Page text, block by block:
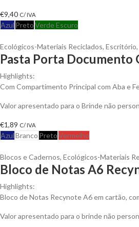
€9,40 C/ IVA
Azul PretoVerde Escuro
Ecológicos-Materiais Reciclados, Escritório,
Pasta Porta Documento
Highlights:
Com Compartimento Principal com Aba e
Valor apresentado para o Brinde não
€1,89 C/ IVA
AzulBranco PretoVermelho
Blocos e Cadernos, Ecológicos-Materiais
Bloco de Notas A6
Highlights:
Bloco de Notas Recynote A6 em cartão,
Valor apresentado para o brinde não